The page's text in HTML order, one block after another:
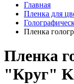
Главная
Пленка для
Пленка
Пленка
"Круг"